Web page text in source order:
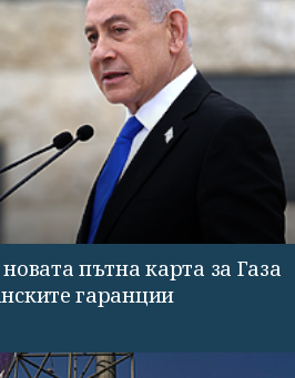
пътна карта за Газа
гаранции